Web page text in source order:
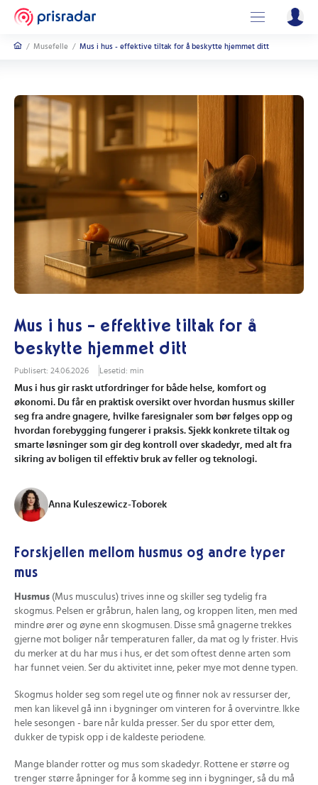
/ Musefelle / Mus i hus - effektive tiltak for å beskytte hjemmet ditt
Mus i hus - effektive tiltak for å
beskytte hjemmet ditt
Publisert: 24.06.2026 Lesetid: min
Mus i hus gir raskt utfordringer for både helse, komfort og
økonomi. Du får en praktisk oversikt over hvordan husmus skiller
seg fra andre gnagere, hvilke faresignaler som bør følges opp og
hvordan forebygging fungerer i praksis. Sjekk konkrete tiltak og
smarte løsninger som gir deg kontroll over skadedyr, med alt fra
sikring av boligen til effektiv bruk av feller og teknologi.
Anna Kuleszewicz-Toborek
Forskjellen mellom husmus og andre typer
mus
Husmus (Mus musculus) trives inne og skiller seg tydelig fra
skogmus. Pelsen er gråbrun, halen lang, og kroppen liten, men med
mindre ører og øyne enn skogmusen. Disse små gnagerne trekkes
gjerne mot boliger når temperaturen faller, da mat og ly frister. Hvis
du merker at du har mus i hus, er det som oftest denne arten som
har funnet veien. Ser du aktivitet inne, peker mye mot denne typen.
Skogmus holder seg som regel ute og finner nok av ressurser der,
men kan likevel gå inn i bygninger om vinteren for å overvintre. Ikke
hele sesongen - bare når kulda presser. Ser du spor etter dem,
dukker de typisk opp i de kaldeste periodene.
Mange blander rotter og mus som skadedyr. Rottene er større og
trenger større åpninger for å komme seg inn i bygninger, så du må